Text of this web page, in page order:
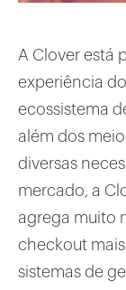
A Clover está
experiência
ecossistema
além dos
diversas
mercado, a
agrega muito
checkout
sistemas de